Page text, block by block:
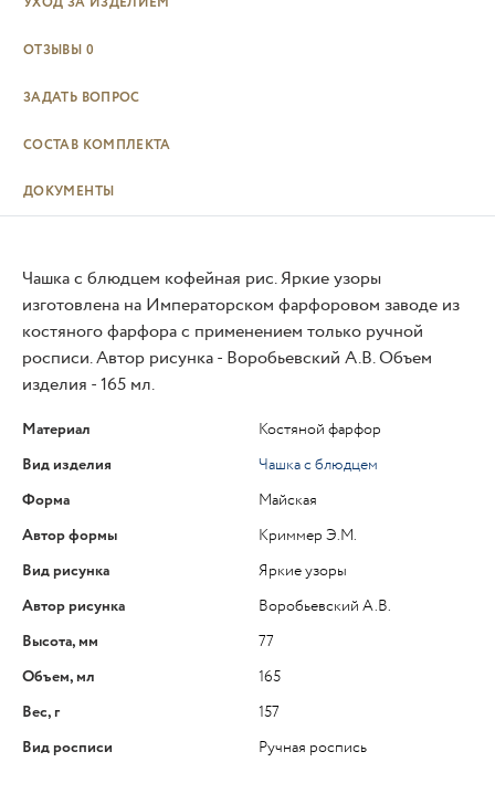
ОТЗЫВЫ 0
ЗАДАТЬ ВОПРОС
СОСТАВ КОМПЛЕКТА
ДОКУМЕНТЫ
Чашка с блюдцем кофейная рис. Яркие узоры
изготовлена на Императорском фарфоровом заводе из
костяного фарфора с применением только ручной
росписи. Автор рисунка - Воробьевский А.В. Объем
изделия - 165 мл.
Материал
Костяной фарфор
Вид изделия
Чашка с блюдцем
Форма
Майская
Автор формы
Криммер Э.М.
Вид рисунка
Яркие узоры
Автор рисунка
Воробьевский А.В.
Высота, мм
77
Объем, мл
165
Вес, г
157
Вид росписи
Ручная роспись